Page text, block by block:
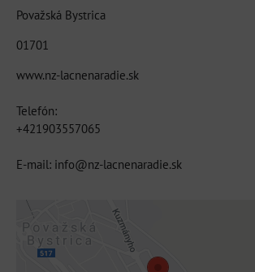
Považská Bystrica
01701
www.nz-lacnenaradie.sk
Telefón:
+421903557065
E-mail: info@nz-lacnenaradie.sk
Externý obsah je blokovaný Voľbami
súkromia